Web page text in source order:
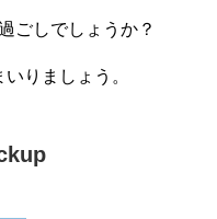
ごしでしょうか？
りましょう。